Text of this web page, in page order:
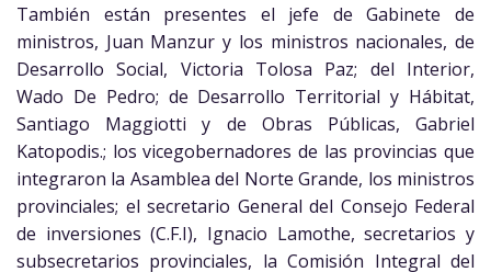
También están presentes el jefe de Gabinete de
ministros, Juan Manzur y los ministros nacionales, de
Desarrollo Social, Victoria Tolosa Paz; del Interior,
Wado De Pedro; de Desarrollo Territorial y Hábitat,
Santiago Maggiotti y de Obras Públicas, Gabriel
Katopodis.; los vicegobernadores de las provincias que
integraron la Asamblea del Norte Grande, los ministros
provinciales; el secretario General del Consejo Federal
de inversiones (C.F.I), Ignacio Lamothe, secretarios y
subsecretarios provinciales, la Comisión Integral del